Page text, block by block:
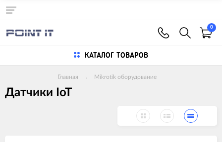
0
КАТАЛОГ ТОВАРОВ
Главная Mikrotik оборудование
Датчики IoT